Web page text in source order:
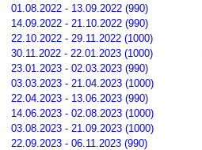
01.08.2022 - 13.09.2022 (990)
14.09.2022 - 21.10.2022 (990)
22.10.2022 - 29.11.2022 (1000)
30.11.2022 - 22.01.2023 (1000)
23.01.2023 - 02.03.2023 (990)
03.03.2023 - 21.04.2023 (1000)
22.04.2023 - 13.06.2023 (990)
14.06.2023 - 02.08.2023 (1000)
03.08.2023 - 21.09.2023 (1000)
22.09.2023 - 06.11.2023 (990)